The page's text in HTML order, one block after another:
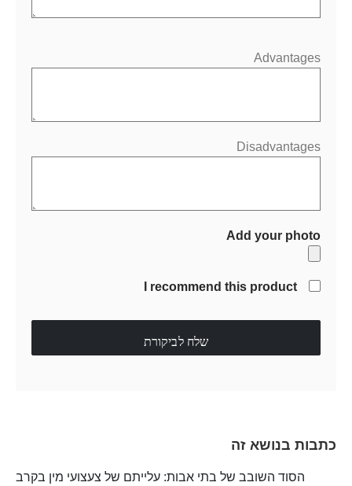
Advantages
Disadvantages
Add your photo
I recommend this product
שלח לביקורת
כתבות בנושא זה
הסוד השובב של בתי אבות: עלייתם של צעצועי מין בקרב